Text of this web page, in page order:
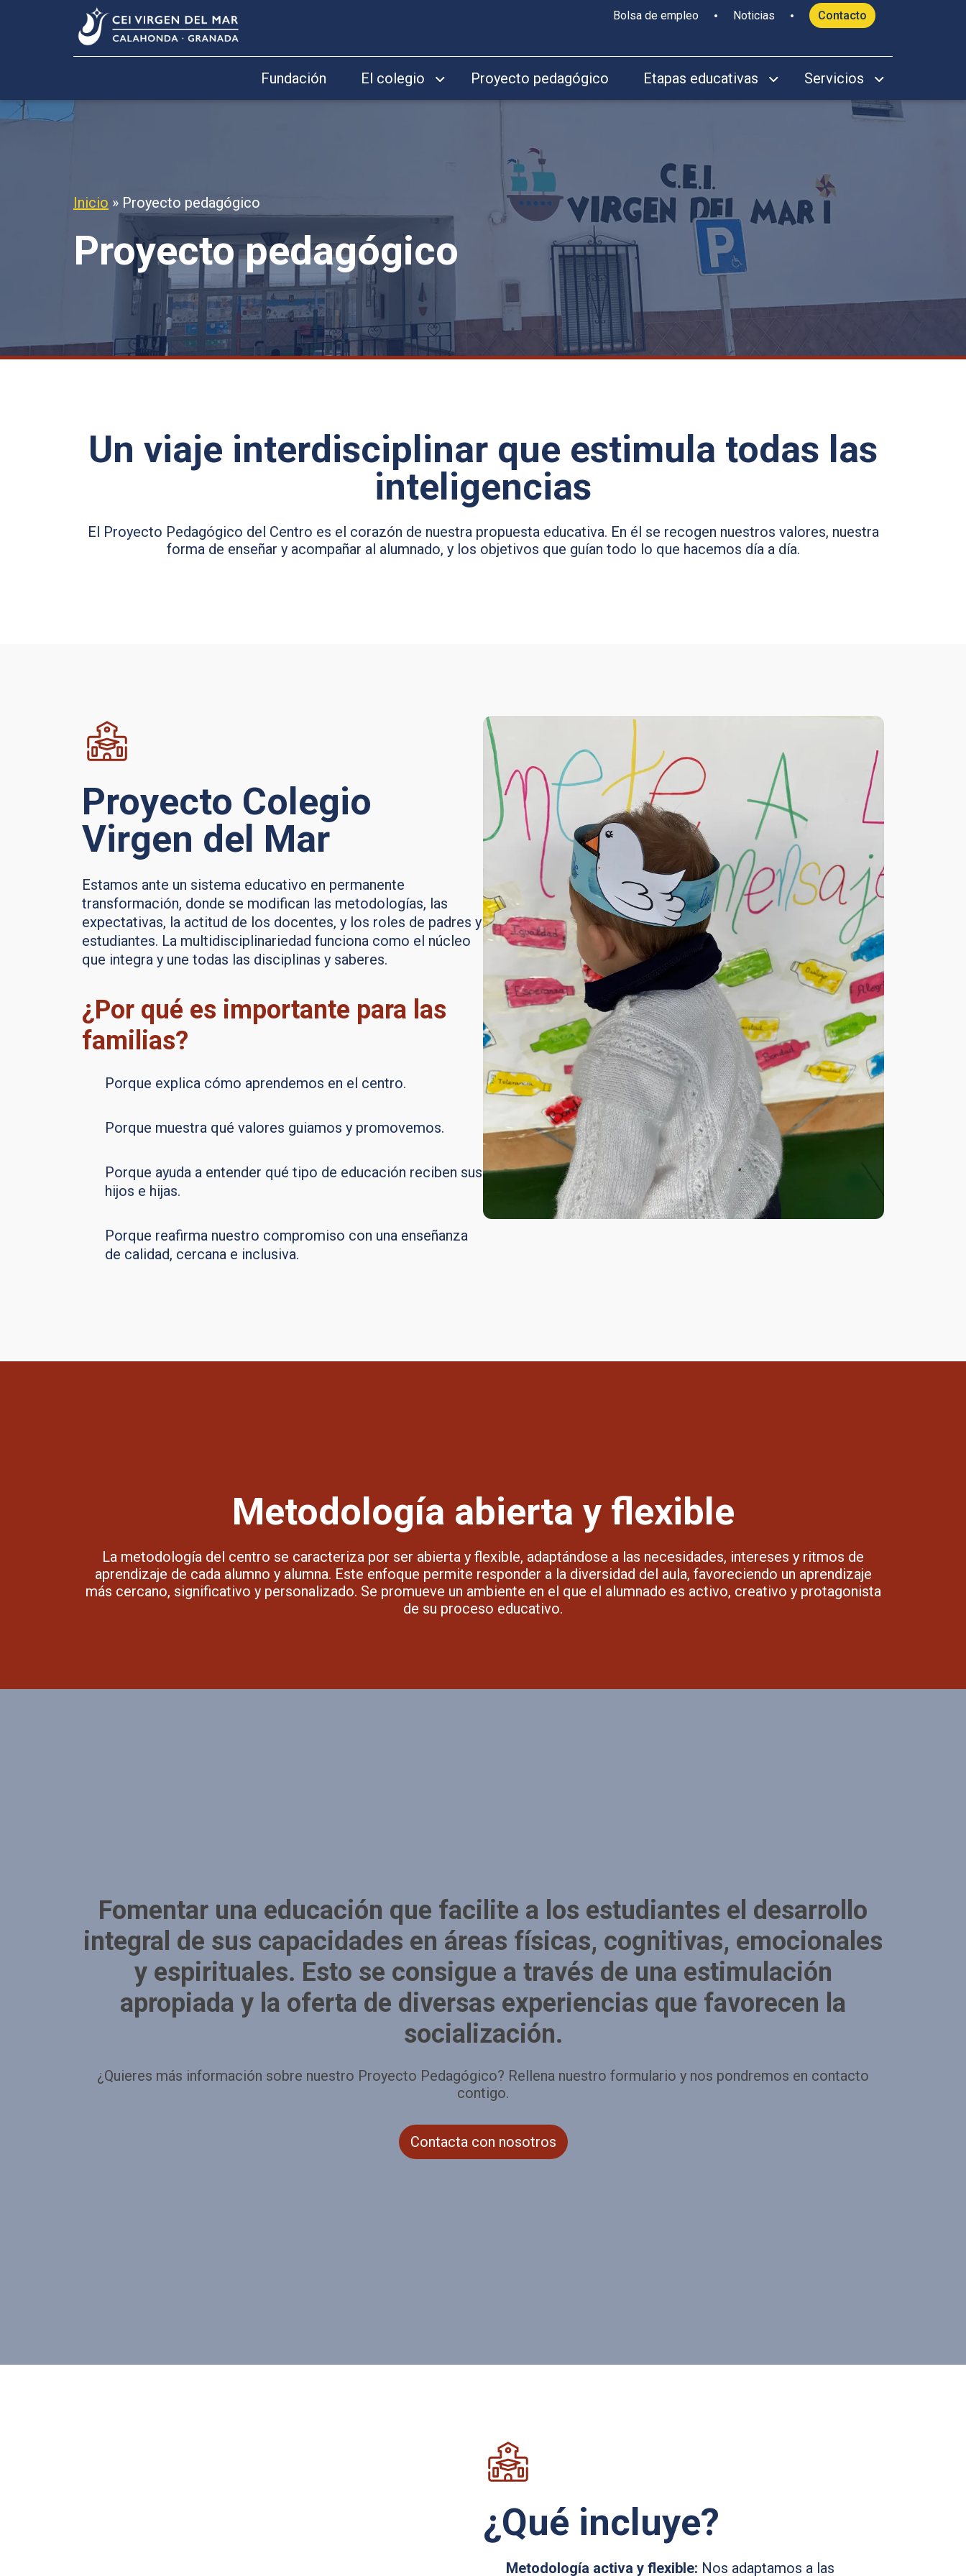
Bolsa de empleo Noticias Contacto
Fundación El colegio Proyecto pedagógico Etapas educativas Servicios
Inicio » Proyecto pedagógico
Proyecto pedagógico
Un viaje interdisciplinar que estimula todas las
inteligencias
El Proyecto Pedagógico del Centro es el corazón de nuestra propuesta educativa. En él se recogen nuestros valores, nuestra
forma de enseñar y acompañar al alumnado, y los objetivos que guían todo lo que hacemos día a día.
Proyecto Colegio
Virgen del Mar
Estamos ante un sistema educativo en permanente
transformación, donde se modifican las metodologías, las
expectativas, la actitud de los docentes, y los roles de padres y
estudiantes. La multidisciplinariedad funciona como el núcleo
que integra y une todas las disciplinas y saberes.
¿Por qué es importante para las
familias?
Porque explica cómo aprendemos en el centro.
Porque muestra qué valores guiamos y promovemos.
Porque ayuda a entender qué tipo de educación reciben sus
hijos e hijas.
Porque reafirma nuestro compromiso con una enseñanza
de calidad, cercana e inclusiva.
Metodología abierta y flexible
La metodología del centro se caracteriza por ser abierta y flexible, adaptándose a las necesidades, intereses y ritmos de
aprendizaje de cada alumno y alumna. Este enfoque permite responder a la diversidad del aula, favoreciendo un aprendizaje
más cercano, significativo y personalizado. Se promueve un ambiente en el que el alumnado es activo, creativo y protagonista
de su proceso educativo.
Fomentar una educación que facilite a los estudiantes el desarrollo
integral de sus capacidades en áreas físicas, cognitivas, emocionales
y espirituales. Esto se consigue a través de una estimulación
apropiada y la oferta de diversas experiencias que favorecen la
socialización.
¿Quieres más información sobre nuestro Proyecto Pedagógico? Rellena nuestro formulario y nos pondremos en contacto
contigo.
Contacta con nosotros
¿Qué incluye?
Metodología activa y flexible: Nos adaptamos a las